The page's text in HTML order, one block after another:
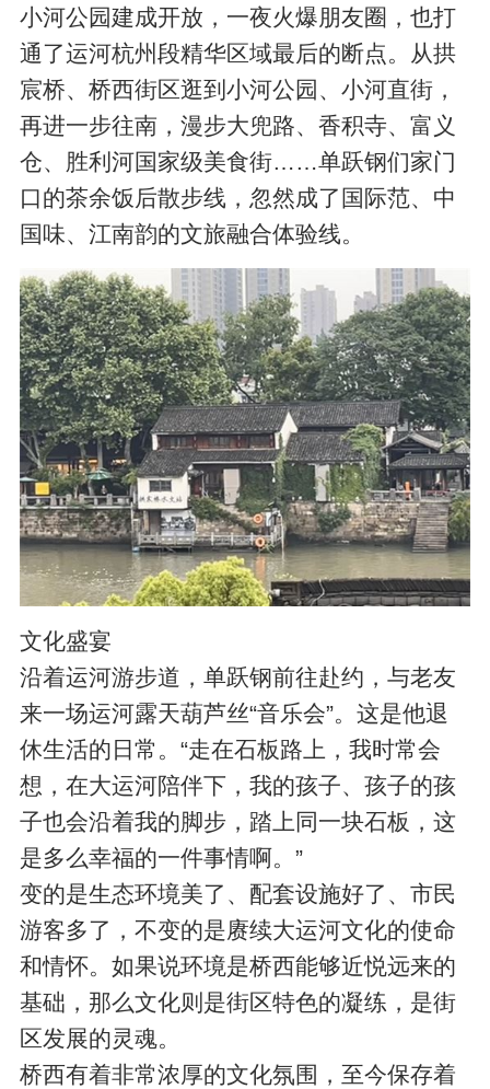
小河公园建成开放，一夜火爆朋友圈，也打
通了运河杭州段精华区域最后的断点。从拱
宸桥、桥西街区逛到小河公园、小河直街，
再进一步往南，漫步大兜路、香积寺、富义
仓、胜利河国家级美食街……单跃钢们家门
口的茶余饭后散步线，忽然成了国际范、中
国味、江南韵的文旅融合体验线。
文化盛宴
沿着运河游步道，单跃钢前往赴约，与老友
来一场运河露天葫芦丝“音乐会”。这是他退
休生活的日常。“走在石板路上，我时常会
想，在大运河陪伴下，我的孩子、孩子的孩
子也会沿着我的脚步，踏上同一块石板，这
是多么幸福的一件事情啊。”
变的是生态环境美了、配套设施好了、市民
游客多了，不变的是赓续大运河文化的使命
和情怀。如果说环境是桥西能够近悦远来的
基础，那么文化则是街区特色的凝练，是街
区发展的灵魂。
桥西有着非常浓厚的文化氛围，至今保存着